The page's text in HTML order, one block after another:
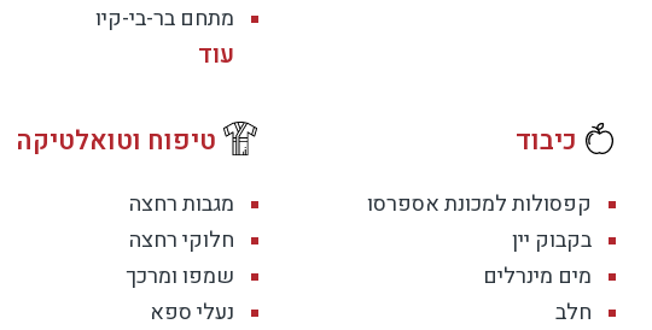
מתחם בר-בי-קיו
כיבוד
קפסולות למכונת אספרסו
בקבוק יין
מים מינרלים
חלב
טיפוח וטואלטיקה
מגבות רחצה
חלוקי רחצה
שמפו ומרכך
נעלי ספא